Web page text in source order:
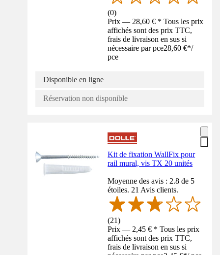
(0)
Prix — 28,60 € * Tous les prix
affichés sont des prix TTC,
frais de livraison en sus si
nécessaire par pce28,60 €*/
pce
Disponible en ligne
Réservation non disponible
Kit de fixation WallFix pour
rail mural, vis TX 20 unités
Moyenne des avis : 2.8 de 5
étoiles. 21 Avis clients.
(21)
Prix — 2,45 € * Tous les prix
affichés sont des prix TTC,
frais de livraison en sus si